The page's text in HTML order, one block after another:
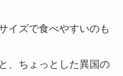
イズで食べやすいのも
、ちょっとした異国の